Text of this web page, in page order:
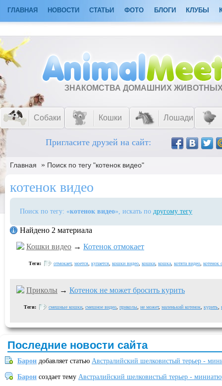
ГЛАВНАЯ НОВОСТИ СТАТЬИ ФОТО БЛОГИ КЛУБЫ
ЗНАКОМСТВА ДОМАШНИХ
Собаки Кошки Лошади
Пригласите друзей на сайт:
Главная » Поиск по тегу "котенок видео"
котенок видео
Поиск по тегу: «котенок видео», искать по другому тегу
Найдено 2 материала
Кошки видео → Котенок отмокает
Теги: отмокает, моется купается кошки видео кошки кошка котята видео котенок
Приколы → Котенок не может бросить курить
Теги: смешные кошки смешное видео приколы не может, маленький котенок курить
Последние новости сайта
Барон добавляет статью Австралийский шелковистый терьер -
Барон создает тему Австралийский шелковистый терьер -